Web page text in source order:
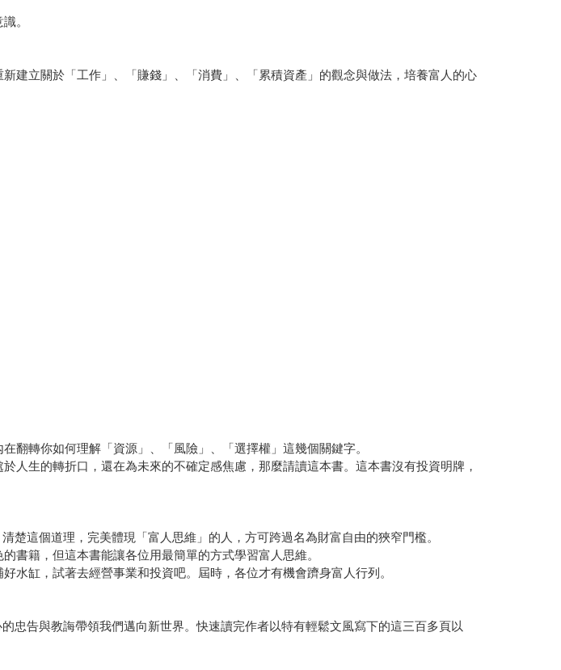
。
建立關於「工作」、「賺錢」、「消費」、「累積資產」的觀念與做法，培養富人的心
翻轉你如何理解「資源」、「風險」、「選擇權」這幾個關鍵字。
人生的轉折口，還在為未來的不確定感焦慮，那麼請讀這本書。這本書沒有投資明牌，
這個道理，完美體現「富人思維」的人，方可跨過名為財富自由的狹窄門檻。
書籍，但這本書能讓各位用最簡單的方式學習富人思維。
水缸，試著去經營事業和投資吧。屆時，各位才有機會躋身富人行列。
忠告與教誨帶領我們邁向新世界。快速讀完作者以特有輕鬆文風寫下的這三百多頁以